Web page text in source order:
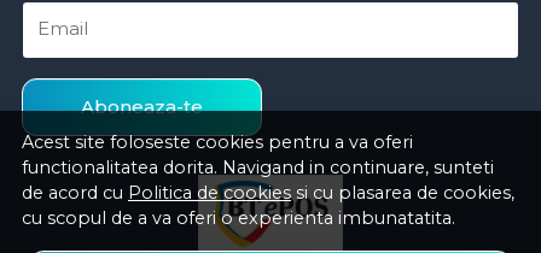
Acest site foloseste cookies pentru a va oferi
functionalitatea dorita. Navigand in continuare, sunteti
de acord cu Politica de cookies si cu plasarea de cookies,
cu scopul de a va oferi o experienta imbunatatita.
Email
Aboneaza-te